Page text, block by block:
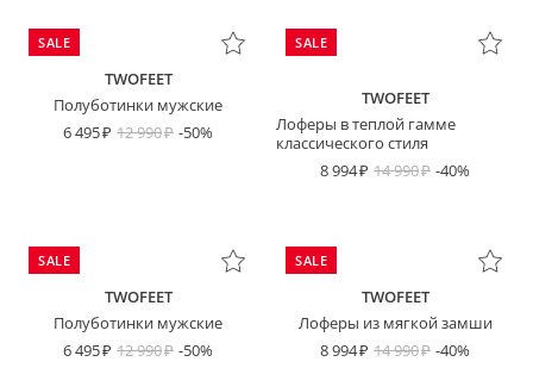
SALE
TWOFEET
Полуботинки мужские
6 495
12 990 -50%
SALE
TWOFEET
Лоферы в теплой гамме
классического стиля
8 994
14 990 -40%
SALE
TWOFEET
Полуботинки мужские
6 495
12 990 -50%
SALE
TWOFEET
Лоферы из мягкой замши
8 994
14 990 -40%